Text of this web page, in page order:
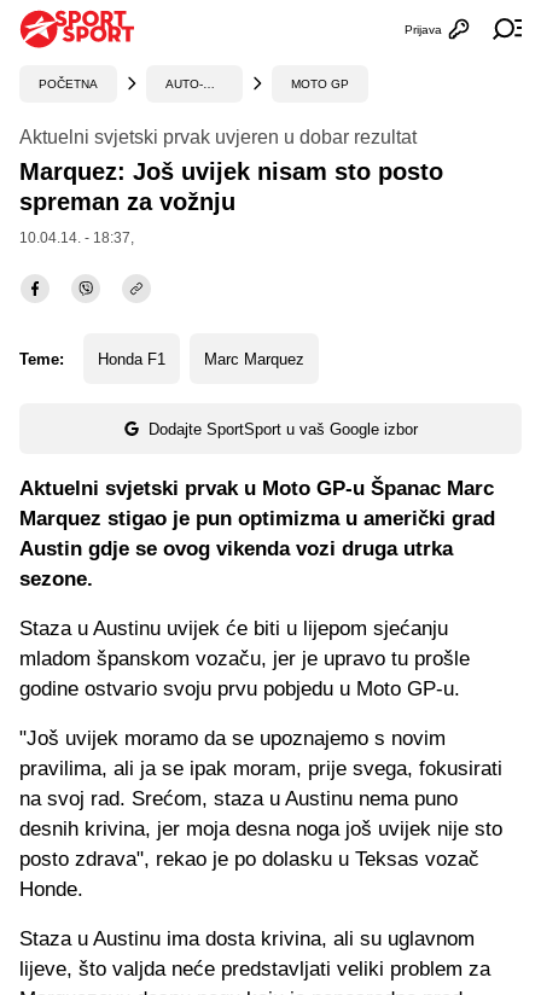
Otvori
Prijava
POČETNA MOTO GP
Aktuelni svjetski prvak uvjeren u dobar rezultat
Marquez: Još uvijek nisam sto posto
spreman za vožnju
10.04.14. - 18:37,
Teme: Honda F1 Marc Marquez
Dodajte SportSport u vaš Google izbor
Aktuelni svjetski prvak u Moto GP-u Španac Marc
Marquez stigao je pun optimizma u američki grad
Austin gdje se ovog vikenda vozi druga utrka
sezone.
Staza u Austinu uvijek će biti u lijepom sjećanju
mladom španskom vozaču, jer je upravo tu prošle
godine ostvario svoju prvu pobjedu u Moto GP-u.
"Još uvijek moramo da se upoznajemo s novim
pravilima, ali ja se ipak moram, prije svega, fokusirati
na svoj rad. Srećom, staza u Austinu nema puno
desnih krivina, jer moja desna noga još uvijek nije sto
posto zdrava", rekao je po dolasku u Teksas vozač
Honde.
Staza u Austinu ima dosta krivina, ali su uglavnom
lijeve, što valjda neće predstavljati veliki problem za